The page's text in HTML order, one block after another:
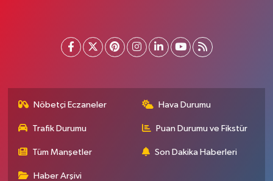
Nöbetçi Eczaneler Hava Durumu
Trafik Durumu Puan Durumu ve Fikstür
Tüm Manşetler Son Dakika Haberleri
Haber Arşivi